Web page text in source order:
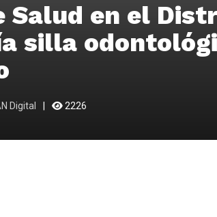
Salud en el
silla
Digital 2226